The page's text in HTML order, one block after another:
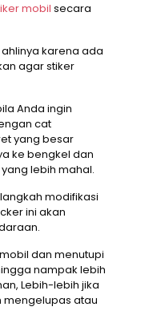
mobil secara
karena ada
agar stiker
Anda ingin
cat
yang besar
ke bengkel dan
lebih mahal.
modifikasi
ini akan
dan menutupi
nampak lebih
Lebih-lebih jika
mengelupas atau